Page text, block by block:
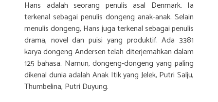
Hans adalah seorang penulis asal Denmark. Ia
terkenal sebagai penulis dongeng anak-anak. Selain
menulis dongeng, Hans juga terkenal sebagai penulis
drama, novel dan puisi yang produktif. Ada 3381
karya dongeng Andersen telah diterjemahkan dalam
125 bahasa. Namun, dongeng-dongeng yang paling
dikenal dunia adalah Anak Itik yang Jelek, Putri Salju,
Thumbelina, Putri Duyung.